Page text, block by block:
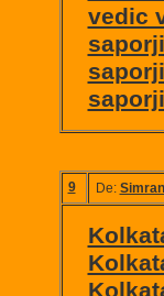
vedic
9 De: